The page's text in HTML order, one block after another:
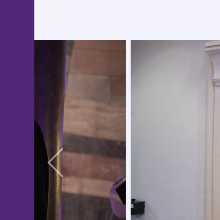
Zurück